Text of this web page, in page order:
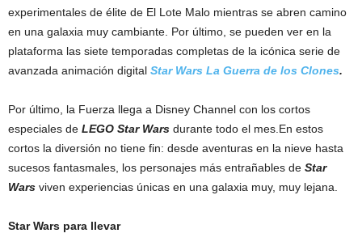
experimentales de élite de El Lote Malo mientras se abren camino
en una galaxia muy cambiante. Por último, se pueden ver en la
plataforma las siete temporadas completas de la icónica serie de
avanzada animación digital Star Wars La Guerra de los Clones.
Por último, la Fuerza llega a Disney Channel con los cortos
especiales de LEGO Star Wars durante todo el mes.En estos
cortos la diversión no tiene fin: desde aventuras en la nieve hasta
sucesos fantasmales, los personajes más entrañables de Star
Wars viven experiencias únicas en una galaxia muy, muy lejana.
Star Wars para llevar